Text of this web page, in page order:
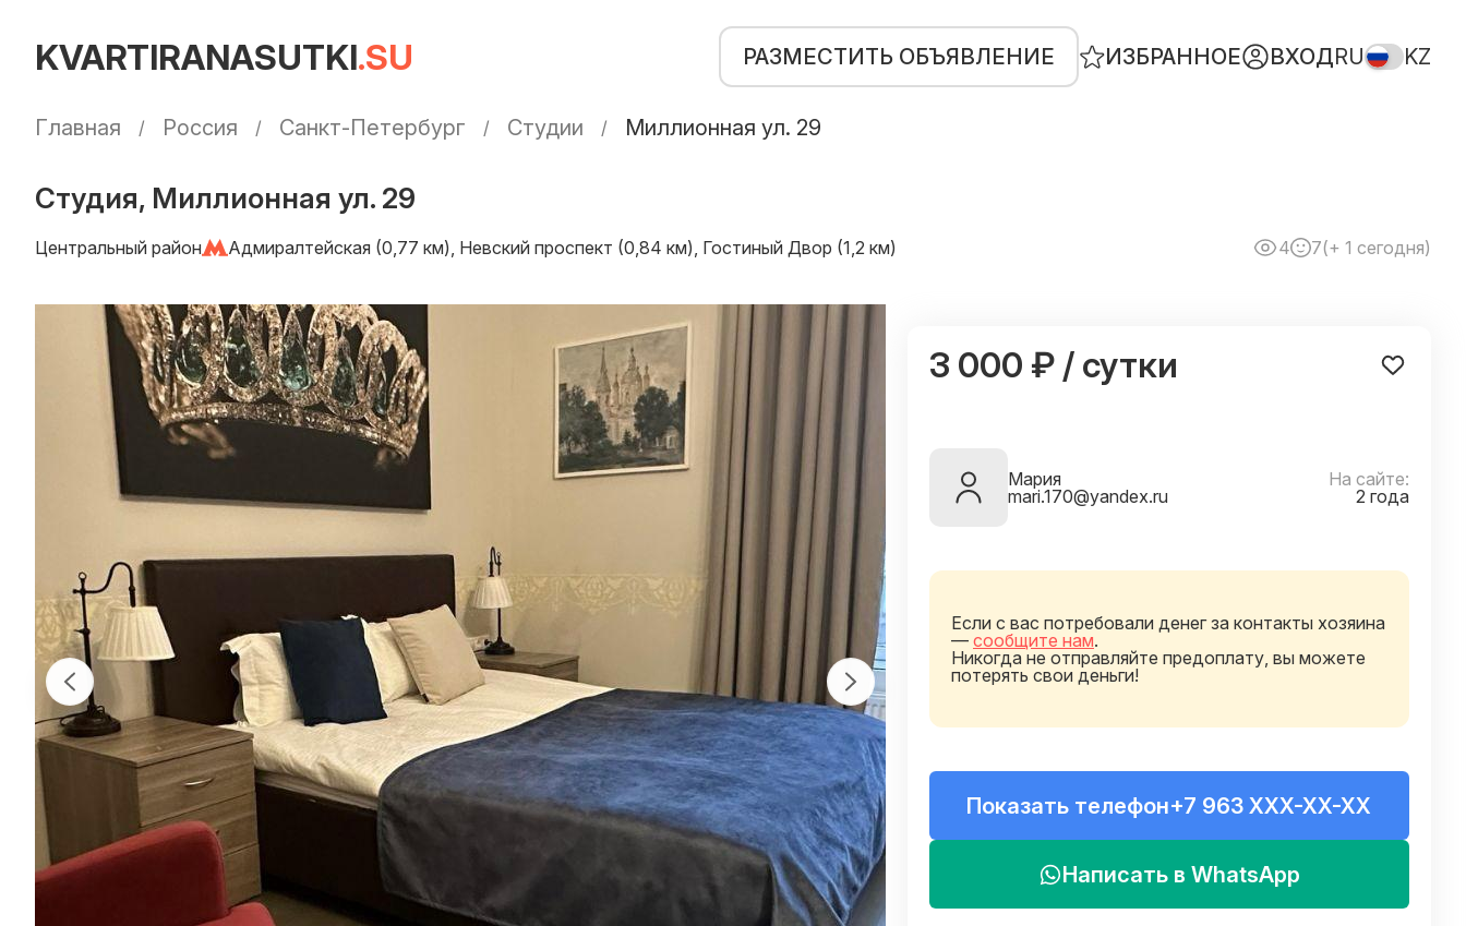
KVARTIRANASUTKI.SU РАЗМЕСТИТЬ ОБЪЯВЛЕНИЕ ИЗБРАННОЕ ВХОДRU KZ
Главная Россия Санкт-Петербург Студии Миллионная ул. 29
Студия, Миллионная ул. 29
Центральный район Адмиралтейская (0,77 км), Невский проспект (0,84 км), Гостиный Двор (1,2 км) 4 7(+ 1 сегодня)
3 000 ₽ / сутки
Мария
mari.170@yandex.ru
На сайте:
2 года
Если с вас потребовали денег за контакты хозяина
— сообщите нам.
Никогда не отправляйте предоплату, вы можете
потерять свои деньги!
Показать телефон+7 963 XXX-XX-XX
Написать в WhatsApp